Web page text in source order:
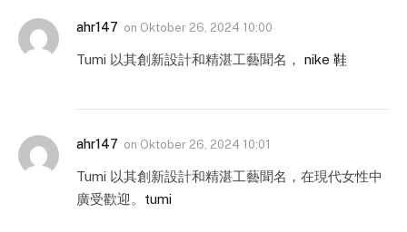
ahr147 on Oktober 26, 2024 10:00
Tumi 以其創新設計和精湛工藝聞名， nike 鞋
ahr147 on Oktober 26, 2024 10:01
Tumi 以其創新設計和精湛工藝聞名，在現代女性中
廣受歡迎。 tumi